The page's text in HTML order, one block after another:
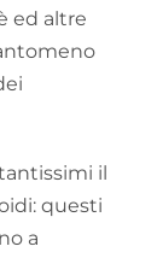
ed altre
il
questi
a